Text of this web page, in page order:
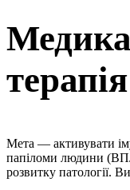
терапія
Мета — активувати
папіломи людини
розвитку патології.